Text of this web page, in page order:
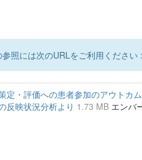
照には次のURLをご利用ください :
定・評価への患者参加のアウトカ
反映状況分析より 1.73 MB エンバ